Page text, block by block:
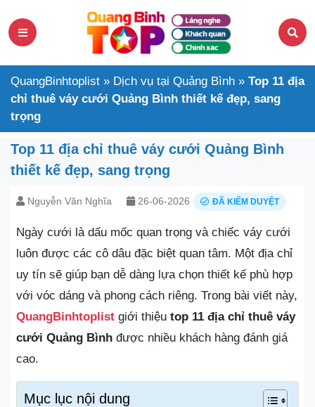
QuangBinhtoplist » Dịch vụ tại Quảng Bình » Top 11 địa
chỉ thuê váy cưới Quảng Bình thiết kế đẹp, sang
trọng
Top 11 địa chỉ thuê váy cưới Quảng Bình
thiết kế đẹp, sang trọng
Nguyễn Văn Nghĩa 26-06-2026 ĐÃ KIỂM DUYỆT
Ngày cưới là dấu mốc quan trọng và chiếc váy cưới
luôn được các cô dâu đặc biệt quan tâm. Một địa chỉ
uy tín sẽ giúp bạn dễ dàng lựa chọn thiết kế phù hợp
với vóc dáng và phong cách riêng. Trong bài viết này,
QuangBinhtoplist giới thiệu top 11 địa chỉ thuê váy
cưới Quảng Bình được nhiều khách hàng đánh giá
cao.
Mục lục nội dung